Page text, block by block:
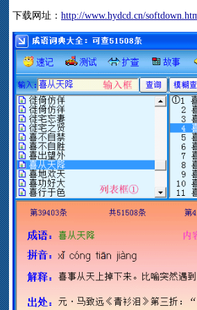
下载网址： http://www.hydcd.cn/